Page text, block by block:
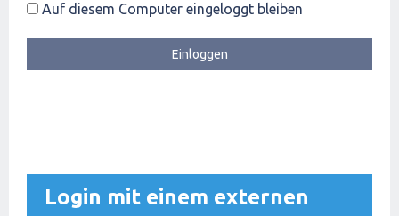
Auf diesem Computer eingeloggt bleiben
Login mit einem externen